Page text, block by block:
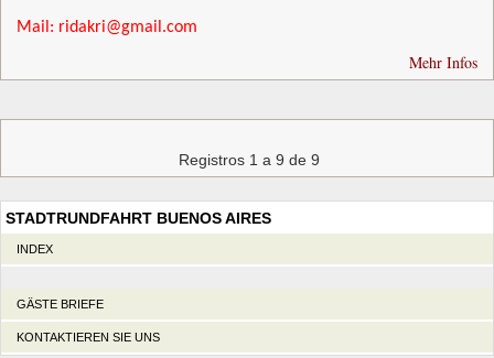
Mail: ridakri@gmail.com
Mehr Infos
Registros 1 a 9 de 9
STADTRUNDFAHRT BUENOS AIRES
INDEX
GÄSTE BRIEFE
KONTAKTIEREN SIE UNS